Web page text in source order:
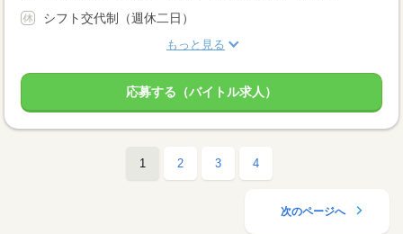
シフト交代制（週休二日）
もっと見る
応募する（バイトル求人）
1 2 3 4
次のページへ